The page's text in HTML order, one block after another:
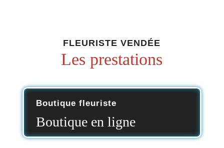
FLEURISTE VENDÉE
Les prestations
Boutique fleuriste
Boutique en ligne